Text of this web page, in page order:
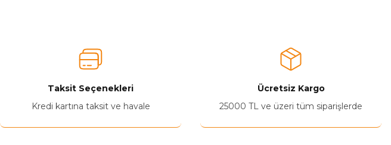
Taksit Seçenekleri
Kredi kartına taksit ve havale
Ücretsiz Kargo
25000 TL ve üzeri tüm siparişlerde